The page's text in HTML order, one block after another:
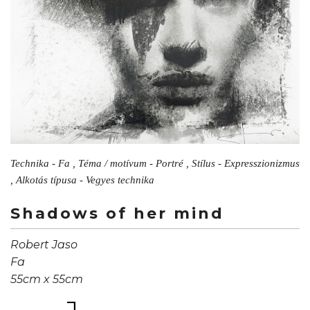
Technika - Fa , Téma / motívum - Portré , Stílus - Expresszionizmus
, Alkotás típusa - Vegyes technika
Shadows of her mind
Robert Jaso
Fa
55cm x 55cm